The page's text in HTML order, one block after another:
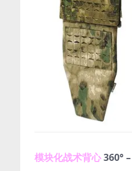
模块化战术背心360°